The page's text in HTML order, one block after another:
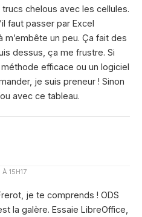
chelous avec les cellules.
faut passer par Excel
m’embête un peu. Ça fait des
dessus, ça me frustre. Si
méthode efficace ou un logiciel
je suis preneur ! Sinon
avec ce tableau.
15H17
je te comprends ! ODS
la galère. Essaie LibreOffice,